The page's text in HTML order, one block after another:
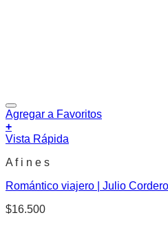
Agregar a Favoritos
+
Vista Rápida
A f i n e s
Romántico viajero | Julio
$16.500